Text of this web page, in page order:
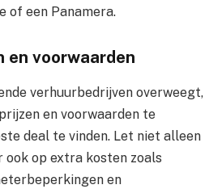
of een Panamera.
voorwaarden
verhuurbedrijven overweegt,
en voorwaarden te
deal te vinden. Let niet alleen
ook op extra kosten zoals
en